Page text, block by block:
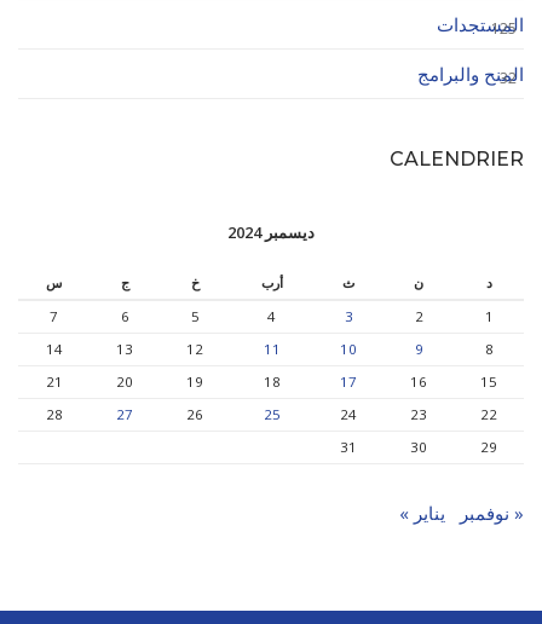
المستجدات
125
المنح والبرامج
32
CALENDRIER
ديسمبر 2024
د ن ث أرب خ ج
س
1
2
3
4
5
6
7
8
9
10
11
12
13
14
15
16
17
18
19
20
21
22
23
24
25
26
27
28
29
30
31
« نوفمبر يناير »